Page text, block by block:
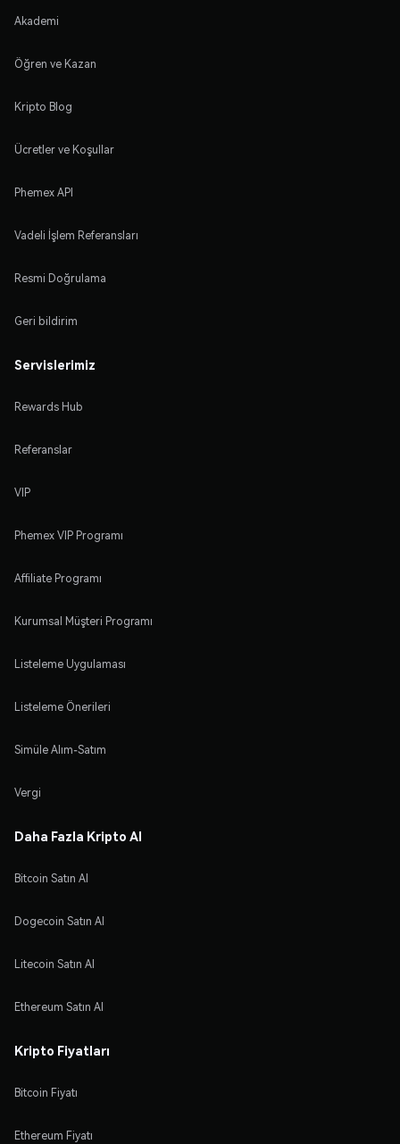
Akademi
Öğren ve Kazan
Kripto Blog
Ücretler ve Koşullar
Phemex API
Vadeli İşlem Referansları
Resmi Doğrulama
Geri bildirim
Servislerimiz
Rewards Hub
Referanslar
VIP
Phemex VIP Programı
Affiliate Programı
Kurumsal Müşteri Programı
Listeleme Uygulaması
Listeleme Önerileri
Simüle Alım-Satım
Vergi
Daha Fazla Kripto Al
Bitcoin Satın Al
Dogecoin Satın Al
Litecoin Satın Al
Ethereum Satın Al
Kripto Fiyatları
Bitcoin Fiyatı
Ethereum Fiyatı